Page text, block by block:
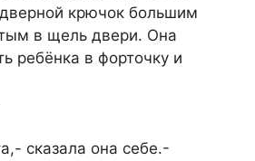
крючок большим
в щель двери. Она
ребёнка в форточку и
сказала она себе.-